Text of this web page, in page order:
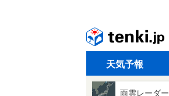
天気予報
雨雲レーダー